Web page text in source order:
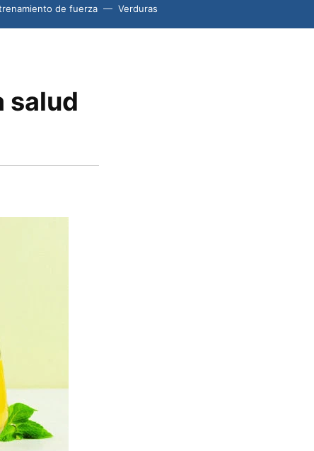
de fuerza Verduras
salud